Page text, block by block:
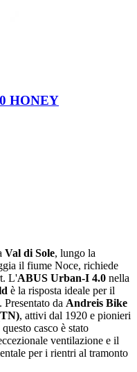
HONEY
Val di Sole, lungo la
il fiume Noce, richiede
L'ABUS Urban-I 4.0 nella
è la risposta ideale per il
da Andreis Bike
, attivi dal 1920 e pionieri
casco è stato
ventilazione e il
per i rientri al tramonto